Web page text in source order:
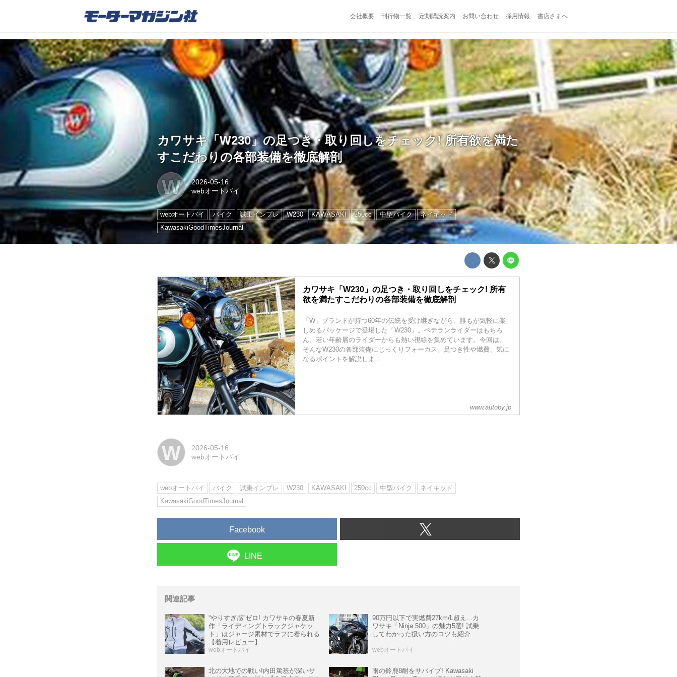
会社概要 刊行物一覧 定期購読案内 お問い合わせ 採用情報 書店さまへ
カワサキ「W230」の足つき・取り回しをチェック! 所有欲を満た
すこだわりの各部装備を徹底解剖
W
2026-05-16
webオートバイ
webオートバイ バイク 試乗インプレ W230 KAWASAKI 250cc 中型バイク
ネイキッド
KawasakiGoodTimesJournal
カワサキ「W230」の足つき・取り回しをチェック! 所有
欲を満たすこだわりの各部装備を徹底解剖
「W」ブランドが持つ60年の伝統を受け継ぎながら、誰もが気軽に楽
しめるパッケージで登場した「W230」。ベテランライダーはもちろ
ん、若い年齢層のライダーからも熱い視線を集めています。今回は、
そんなW230の各部装備にじっくりフォーカス。足つき性や燃費、気に
なるポイントを解説しま...
www.autoby.jp
W
2026-05-16
webオートバイ
webオートバイ バイク 試乗インプレ W230 KAWASAKI 250cc 中型バイク
ネイキッド
KawasakiGoodTimesJournal
Facebook
LINE
関連記事
“やりすぎ感”ゼロ! カワサキの春夏新
作「ライディングトラックジャケッ
ト」はジャージ素材でラフに着られる
【着用レビュー】
webオートバイ
90万円以下で実燃費27km/L超え...カ
ワサキ「Ninja 500」の魅力5選! 試乗
してわかった扱い方のコツも紹介
webオートバイ
北の大地での戦い!内田篤基が深いサ
雨の鈴鹿8耐をサバイブ! Kawasaki